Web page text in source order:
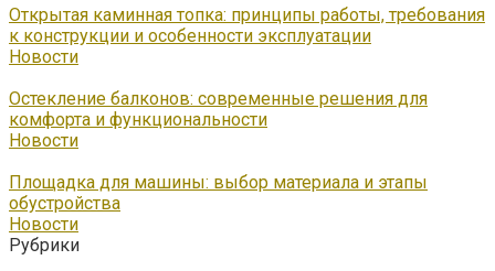
Открытая каминная топка: принципы работы, требования
к конструкции и особенности эксплуатации
Новости
Остекление балконов: современные решения для
комфорта и функциональности
Новости
Площадка для машины: выбор материала и этапы
обустройства
Новости
Рубрики